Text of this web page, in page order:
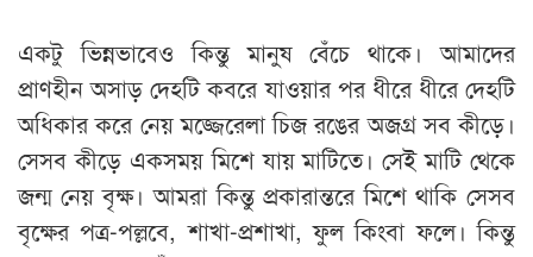
একটু ভিন্নভাবেও কিন্তু মানুষ বেঁচে থাকে। আমাদের
প্রাণহীন অসাড় দেহটি কবরে যাওয়ার পর ধীরে ধীরে দেহটি
অধিকার করে নেয় মজ্জেরেলা চিজ রঙের অজগ্র সব কীড়ে।
সেসব কীড়ে একসময় মিশে যায় মাটিতে। সেই মাটি থেকে
জন্ম নেয় বৃক্ষ। আমরা কিন্তু প্রকারান্তরে মিশে থাকি সেসব
বৃক্ষের পত্র-পল্লবে, শাখা-প্রশাখা, ফুল কিংবা ফলে। কিন্তু